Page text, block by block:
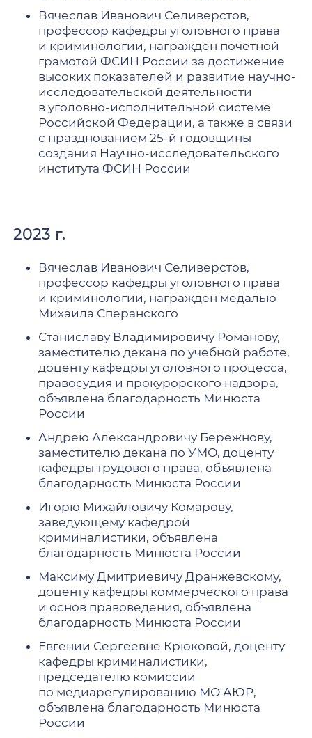
Вячеслав Иванович Селиверстов,
профессор кафедры уголовного права
и криминологии, награжден почетной
грамотой ФСИН России за достижение
высоких показателей и развитие научно-
исследовательской деятельности
в уголовно-исполнительной системе
Российской Федерации, а также в связи
с празднованием 25-й годовщины
создания Научно-исследовательского
института ФСИН России
2023 г.
Вячеслав Иванович Селиверстов,
профессор кафедры уголовного права
и криминологии, награжден медалью
Михаила Сперанского
Станиславу Владимировичу Романову,
заместителю декана по учебной работе,
доценту кафедры уголовного процесса,
правосудия и прокурорского надзора,
объявлена благодарность Минюста
России
Андрею Александровичу Бережнову,
заместителю декана по УМО, доценту
кафедры трудового права, объявлена
благодарность Минюста России
Игорю Михайловичу Комарову,
заведующему кафедрой
криминалистики, объявлена
благодарность Минюста России
Максиму Дмитриевичу Дранжевскому,
доценту кафедры коммерческого права
и основ правоведения, объявлена
благодарность Минюста России
Евгении Сергеевне Крюковой, доценту
кафедры криминалистики,
председателю комиссии
по медиарегулированию МО АЮР,
объявлена благодарность Минюста
России